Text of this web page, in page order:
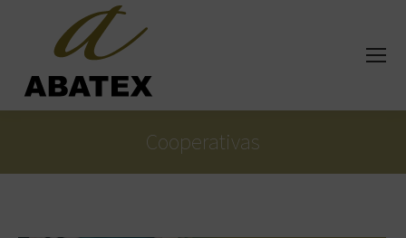
Cooperativas
Estás aquí: